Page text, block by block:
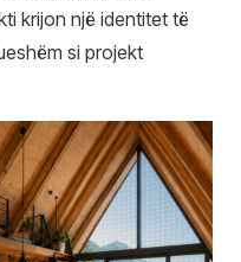
krijon një identitet të
si projekt